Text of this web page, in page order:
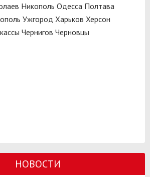
Никополь Одесса Полтава
Ужгород Харьков Херсон
Чернигов Черновцы
НОВОСТИ